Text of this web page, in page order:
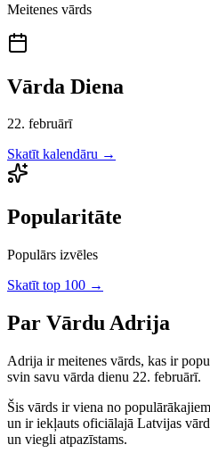
Meitenes vārds
Vārda Diena
22. februārī
Skatīt kalendāru →
Popularitāte
Populārs izvēles
Skatīt top 100 →
Par Vārdu Adrija
Adrija irmeitenes vārds, kas ir
svin savu vārda dienu 22. februārī.
Šis vārds ir viena no
un ir iekļauts oficiālajā Latvijas
un viegli atpazīstams.